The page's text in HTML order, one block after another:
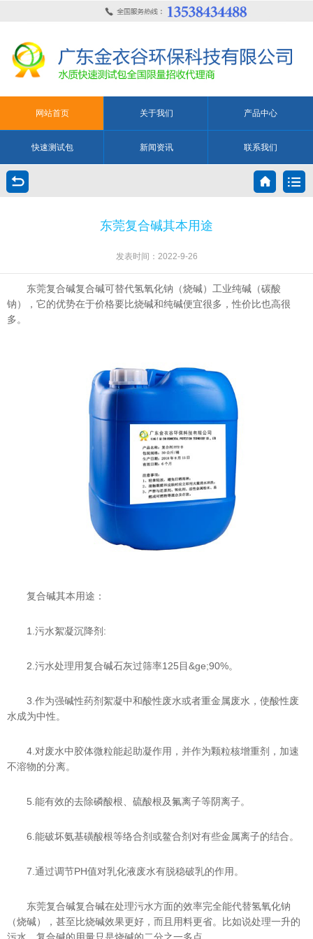
网站首页 关于我们 产品中心
快速测试包 新闻资讯 联系我们
东莞复合碱其本用途
发表时间：2022-9-26
东莞复合碱复合碱可替代氢氧化钠（烧碱）工业纯碱（碳酸
钠），它的优势在于价格要比烧碱和纯碱便宜很多，性价比也高很
多。
复合碱其本用途：
1.污水絮凝沉降剂:
2.污水处理用复合碱石灰过筛率125目&ge;90%。
3.作为强碱性药剂絮凝中和酸性废水或者重金属废水，使酸性废
水成为中性。
4.对废水中胶体微粒能起助凝作用，并作为颗粒核增重剂，加速
不溶物的分离。
5.能有效的去除磷酸根、硫酸根及氟离子等阴离子。
6.能破坏氨基磺酸根等络合剂或鳌合剂对有些金属离子的结合。
7.通过调节PH值对乳化液废水有脱稳破乳的作用。
东莞复合碱复合碱在处理污水方面的效率完全能代替氢氧化钠
（烧碱），甚至比烧碱效果更好，而且用料更省。比如说处理一升的
污水，复合碱的用量只是烧碱的二分之一多点。